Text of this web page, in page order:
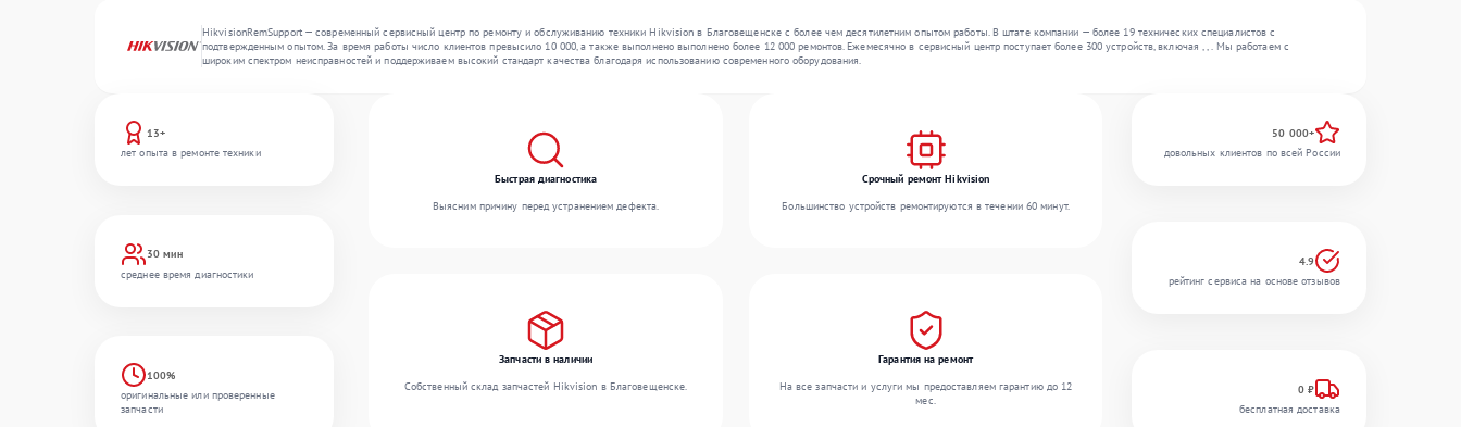
HikvisionRemSupport — современный сервисный центр по ремонту и обслуживанию техники Hikvision в Благовещенске с более чем десятилетним опытом работы. В штате компании — более 19 технических специалистов с
подтвержденным опытом. За время работы число клиентов превысило 10 000, а также выполнено выполнено более 12 000 ремонтов. Ежемесячно в сервисный центр поступает более 300 устройств, включая , , . Мы работаем с
широким спектром неисправностей и поддерживаем высокий стандарт качества благодаря использованию современного оборудования.
13+
лет опыта в ремонте техники
30 мин
среднее время диагностики
100%
оригинальные или проверенные
запчасти
Быстрая диагностика
Выясним причину перед устранением дефекта.
Срочный ремонт Hikvision
Большинство устройств ремонтируются в течении 60 минут.
Запчасти в наличии
Собственный склад запчастей Hikvision в Благовещенске.
Гарантия на ремонт
На все запчасти и услуги мы предоставляем гарантию до 12
мес.
50 000+
довольных клиентов по всей России
4.9
рейтинг сервиса на основе отзывов
0 ₽
бесплатная доставка